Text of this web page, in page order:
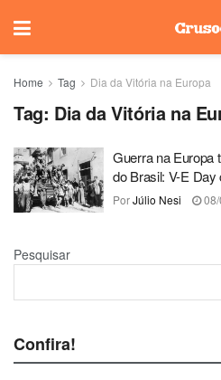
Home Tag Dia da Vitória na Europa
Tag: Dia da Vitória na
Guerra na Europa
do Brasil: V-E
PorJúlio Nesi 08/
Pesquisar
Confira!